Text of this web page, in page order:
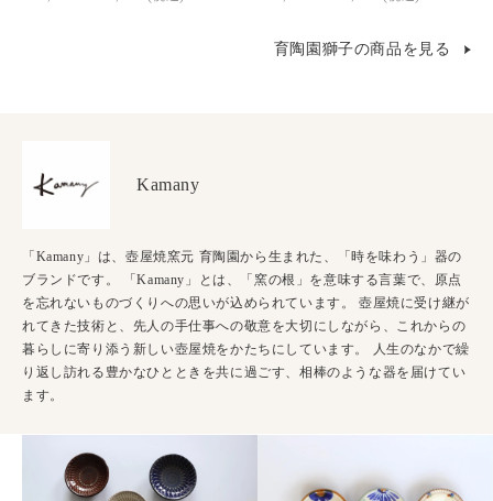
育陶園獅子の商品を見る
Kamany
「Kamany」は、壺屋焼窯元 育陶園から生まれた、「時を味わう」器の
ブランドです。 「Kamany」とは、「窯の根」を意味する言葉で、原点
を忘れないものづくりへの思いが込められています。 壺屋焼に受け継が
れてきた技術と、先人の手仕事への敬意を大切にしながら、これからの
暮らしに寄り添う新しい壺屋焼をかたちにしています。 人生のなかで繰
り返し訪れる豊かなひとときを共に過ごす、相棒のような器を届けてい
ます。